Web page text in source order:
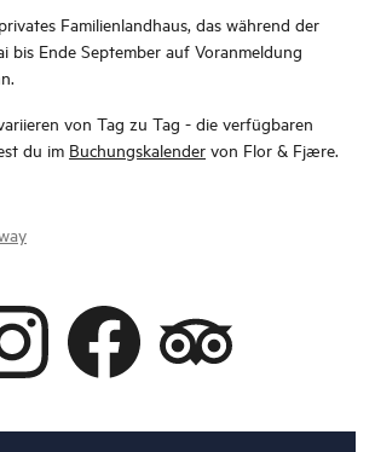
Familienlandhaus, das während der
bis Ende September auf Voranmeldung
von Tag zu Tag - die verfügbaren
du im Buchungskalender von Flor & Fjære.